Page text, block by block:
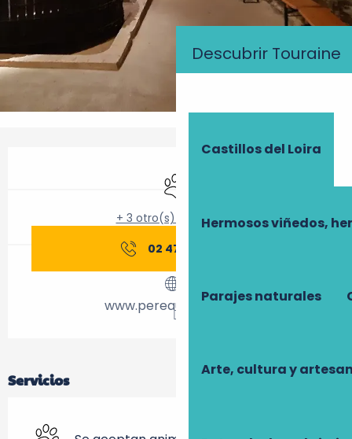
Descubrir Touraine
Castillos del Loira
Hermosos viñedos,
Parajes naturales
Arte, cultura y
Horarios y datos de contacto
Se aceptan animales
+ 3 otro(s) servicio(s)
02 47 23 93
www.pereauguste.com
Servicios